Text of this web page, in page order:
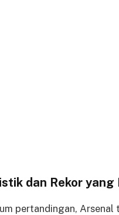
dan Rekor
pertandingan,